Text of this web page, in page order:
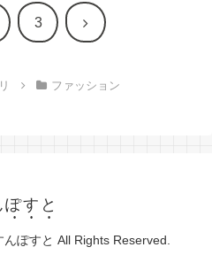
3 次
ファッション
ぽすと
ぽすと All Rights Reserved.